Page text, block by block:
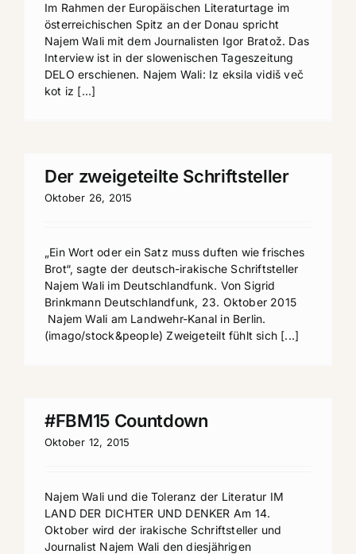
Im Rahmen der Europäischen Literaturtage im
österreichischen Spitz an der Donau spricht
Najem Wali mit dem Journalisten Igor Bratož. Das
Interview ist in der slowenischen Tageszeitung
DELO erschienen. Najem Wali: Iz eksila vidiš več
kot iz [...]
Der zweigeteilte Schriftsteller
Oktober 26, 2015
„Ein Wort oder ein Satz muss duften wie frisches
Brot“, sagte der deutsch-irakische Schriftsteller
Najem Wali im Deutschlandfunk. Von Sigrid
Brinkmann Deutschlandfunk, 23. Oktober 2015
Najem Wali am Landwehr-Kanal in Berlin.
(imago/stock&people) Zweigeteilt fühlt sich [...]
#FBM15 Countdown
Oktober 12, 2015
Najem Wali und die Toleranz der Literatur IM
LAND DER DICHTER UND DENKER Am 14.
Oktober wird der irakische Schriftsteller und
Journalist Najem Wali den diesjährigen